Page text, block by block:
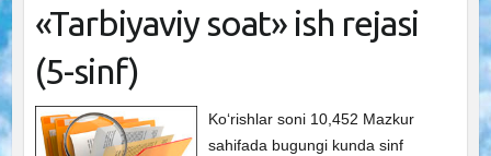
«Tarbiyaviy soat» ish rejasi
(5-sinf)
Ko‘rishlar soni 10,452 Mazkur
sahifada bugungi kunda sinf